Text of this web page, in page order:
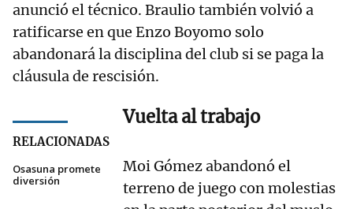
anunció el técnico. Braulio también volvió a
ratificarse en que Enzo Boyomo solo
abandonará la disciplina del club si se paga la
cláusula de rescisión.
RELACIONADAS
Osasuna promete
diversión
Vuelta al trabajo
Moi Gómez abandonó el
terreno de juego con molestias